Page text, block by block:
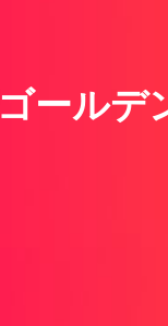
ゴールデ